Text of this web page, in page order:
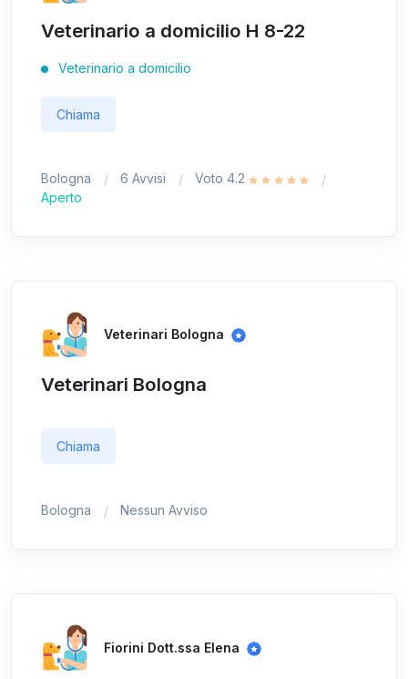
Veterinario a domicilio H 8-22
Veterinario a domicilio
Chiama
Bologna 6 Avvisi
Voto 4.2
Aperto
Veterinari Bologna
Veterinari Bologna
Chiama
Bologna Nessun Avviso
Fiorini Dott.ssa Elena